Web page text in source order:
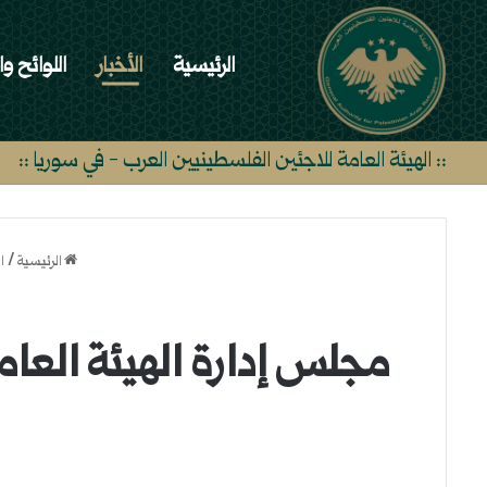
الرئيسية الأخبار اللوائح
:: الهيئة العامة للاجئين الفلسطينيين العرب - في سوريا ::
الرئيسية/
مجلس إدارة الهيئة